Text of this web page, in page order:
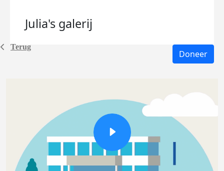
Terug
Julia's galerij
Doneer